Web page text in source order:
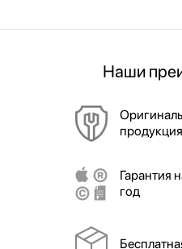
Наши
продукция
Гарантия
год